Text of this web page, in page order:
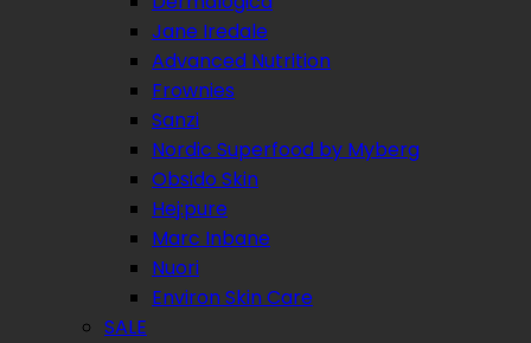
Jane Iredale
Advanced Nutrition
Frownies
Sanzi
Nordic Superfood by Myberg
Obsido Skin
Hej:pure
Marc Inbane
Nuori
Environ Skin Care
SALE